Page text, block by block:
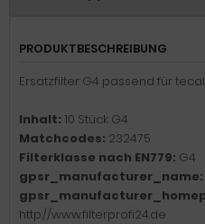
PRODUKTBESCHREIBUNG
Ersatzfilter G4 passend für
Inhalt: 10 Stück G4
Matchcodes: 232475
Filterklasse nach EN779: G4
gpsr_manufacturer_name:
http://www.filterprofi24.de